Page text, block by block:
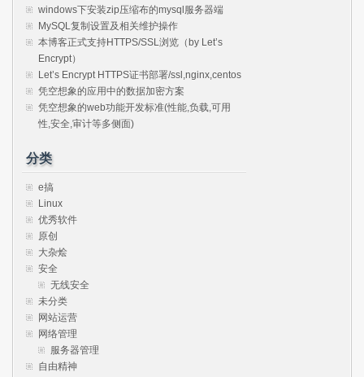
windows下安装zip压缩布的mysql服务器端
MySQL复制设置及相关维护操作
本博客正式支持HTTPS/SSL浏览（by Let’s
Encrypt）
Let’s Encrypt HTTPS证书部署/ssl,nginx,centos
凭空想象的应用中的数据加密方案
凭空想象的web功能开发标准(性能,负载,可用
性,安全,审计等多侧面)
分类
e搞
Linux
优秀软件
原创
大杂烩
安全
无线安全
未分类
网站运营
网络管理
服务器管理
自由精神